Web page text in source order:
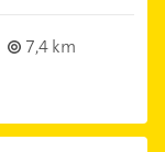
7,4 km